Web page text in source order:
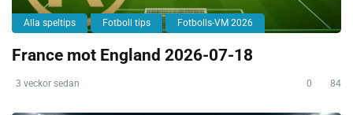
Alla speltips Fotboll tips Fotbolls-VM 2026
France mot England 2026-07-18
3 veckor sedan 0 84